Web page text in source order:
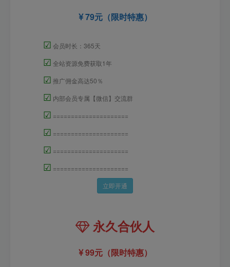
79元（限时特惠）
☑ 会员时长：365天
☑ 全站资源免费获取1年
☑ 推广佣金高达50％
☑ 内部会员专属【微信】交流群
☑ =====================
☑ =====================
☑ =====================
☑ =====================
立即开通
永久合伙人
99元（限时特惠）